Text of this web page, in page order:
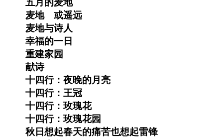
五月的麦地
麦地 或遥远
麦地与诗人
幸福的一日
重建家园
献诗
十四行：夜晚的月亮
十四行：王冠
十四行：玫瑰花
十四行：玫瑰花园
秋日想起春天的痛苦也想起雷锋